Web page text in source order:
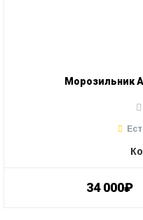
Морозильник
34 000₽